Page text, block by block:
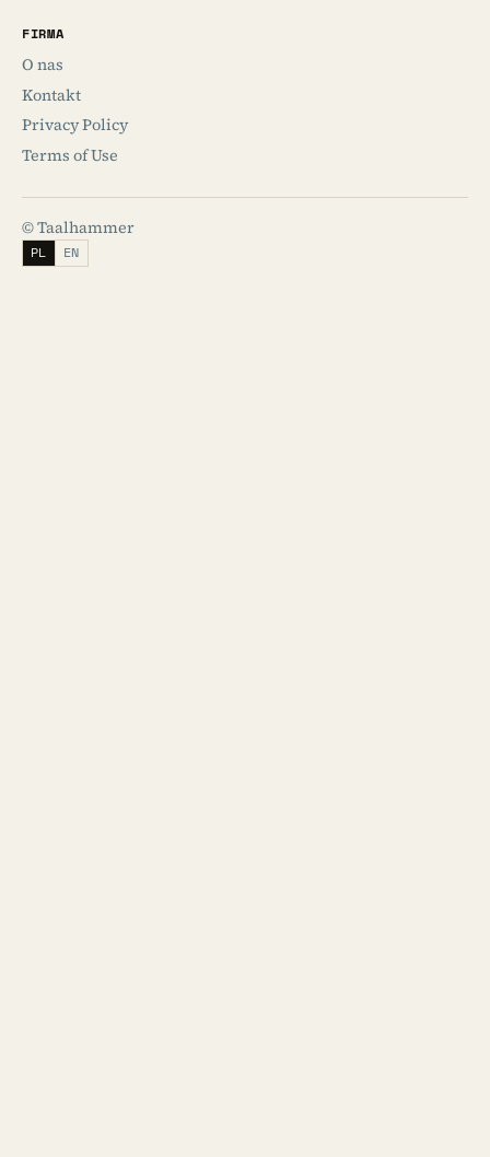
FIRMA
O nas
Kontakt
Privacy Policy
Terms of Use
© Taalhammer
PL EN